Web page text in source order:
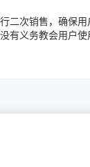
二次销售，确保用
有义务教会用户